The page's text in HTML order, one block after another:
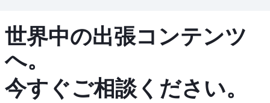
世界中の出張コンテンツ
へ。
今すぐご相談ください。